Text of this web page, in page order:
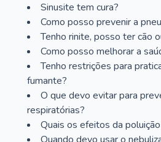
Sinusite tem cura?
Como posso prevenir a
Tenho rinite, posso ter cão
Como posso melhorar a
Tenho restrições para
fumante?
O que devo evitar para
respiratórias?
Quais os efeitos da